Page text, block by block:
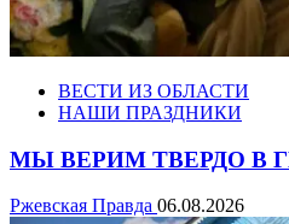
ВЕСТИ ИЗ ОБЛАСТИ
НАШИ ПРАЗДНИКИ
МЫ ВЕРИМ ТВЕРДО В
Ржевская Правда 06.08.2026